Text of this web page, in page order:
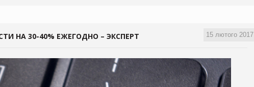
15 лютого 2017
НА 30-40% ЕЖЕГОДНО – ЭКСПЕРТ